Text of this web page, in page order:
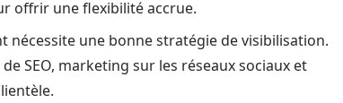
offrir une flexibilité accrue.
nécessite une bonne stratégie de visibilisation.
SEO, marketing sur les réseaux sociaux et